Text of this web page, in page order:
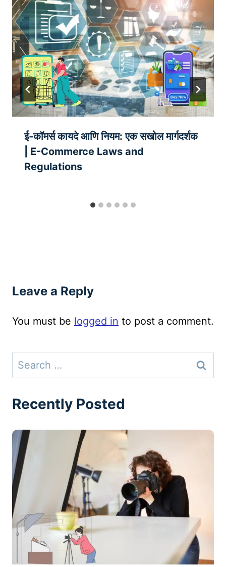
ई-कॉमर्स कायदे आणि नियम: एक सखोल मार्गदर्शक
| E-Commerce Laws and
Regulations
Leave a Reply
You must be logged in to post a comment.
Search
for:
Recently Posted